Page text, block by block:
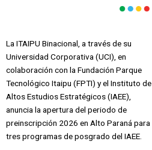
La ITAIPU Binacional, a través de su
Universidad Corporativa (UCI), en
colaboración con la Fundación Parque
Tecnológico Itaipu (FPTI) y el Instituto de
Altos Estudios Estratégicos (IAEE),
anuncia la apertura del periodo de
preinscripción 2026 en Alto Paraná para
tres programas de posgrado del IAEE.